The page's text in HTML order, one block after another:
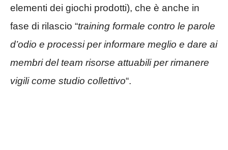
elementi dei giochi prodotti), che è anche in
fase di rilascio “training formale contro le parole
d’odio e processi per informare meglio e dare ai
membri del team risorse attuabili per rimanere
vigili come studio collettivo“.